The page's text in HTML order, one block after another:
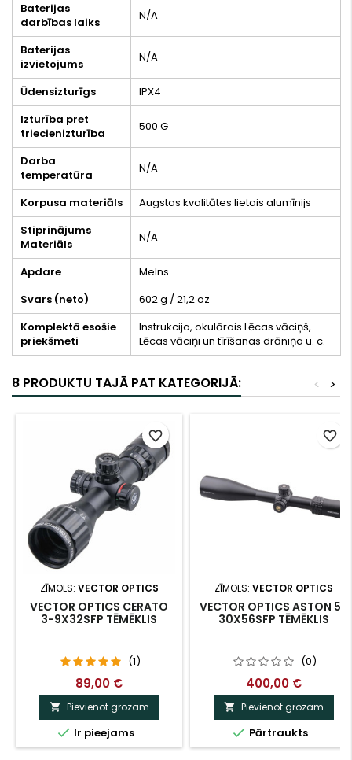
Baterijas
darbības laiks
N/A
Baterijas
izvietojums
N/A
Ūdensizturīgs
IPX4
Izturība pret
triecienizturība
500 G
Darba
temperatūra
N/A
Korpusa materiāls
Augstas kvalitātes lietais alumīnijs
Stiprinājums
Materiāls
N/A
Apdare
Melns
Svars (neto)
602 g / 21,2 oz
Komplektā esošie
priekšmeti
Instrukcija, okulārais Lēcas vāciņš,
Lēcas vāciņi un tīrīšanas drāniņa u. c.
8 PRODUKTU TAJĀ PAT KATEGORIJĀ: >
<
ZĪMOLS: VECTOR OPTICS
VECTOR OPTICS CERATO
3-9X32SFP TĒMĒKLIS
(1)
89,00 €
 Pievienot grozam
 Ir pieejams
favorite_border
ZĪMOLS: VECTOR OPTICS
VECTOR OPTICS ASTON 5-
30X56SFP TĒMĒKLIS
(0)
400,00 €
 Pievienot grozam
 Pārtraukts
favorite_border